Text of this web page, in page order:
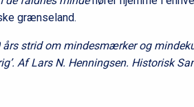
grænseland.
års strid om mindesmærker og
Af Lars N. Henningsen. Historisk